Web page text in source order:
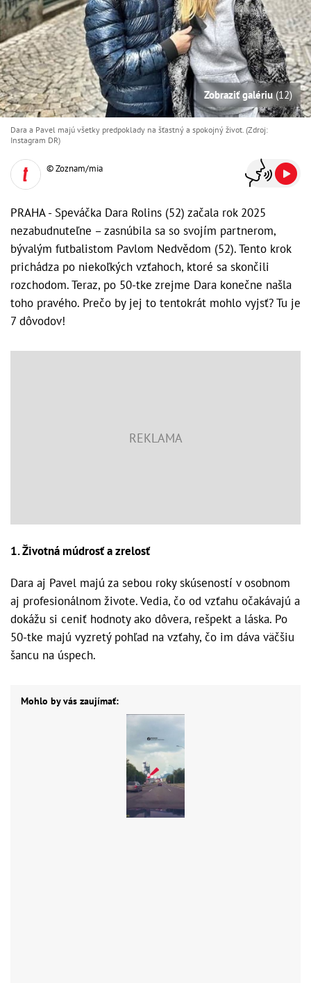
Zobraziť galériu(12)
Dara a Pavel majú všetky predpoklady na šťastný a spokojný život. (Zdroj:
Instagram DR)
© Zoznam/mia
PRAHA - Speváčka Dara Rolins (52) začala rok 2025
nezabudnuteľne – zasnúbila sa so svojím partnerom,
bývalým futbalistom Pavlom Nedvědom (52). Tento krok
prichádza po niekoľkých vzťahoch, ktoré sa skončili
rozchodom. Teraz, po 50-tke zrejme Dara konečne našla
toho pravého. Prečo by jej to tentokrát mohlo vyjsť? Tu je
7 dôvodov!
1. Životná múdrosť a zrelosť
Dara aj Pavel majú za sebou roky skúseností v osobnom
aj profesionálnom živote. Vedia, čo od vzťahu očakávajú a
dokážu si ceniť hodnoty ako dôvera, rešpekt a láska. Po
50-tke majú vyzretý pohľad na vzťahy, čo im dáva väčšiu
šancu na úspech.
Mohlo by vás zaujímať: